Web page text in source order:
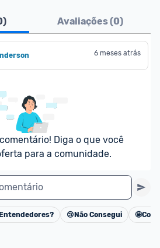
) Avaliações (0)
6 meses atrás
Diga o que você
para a comunidade.
Cancelar
😢 Não Consegui 🤩